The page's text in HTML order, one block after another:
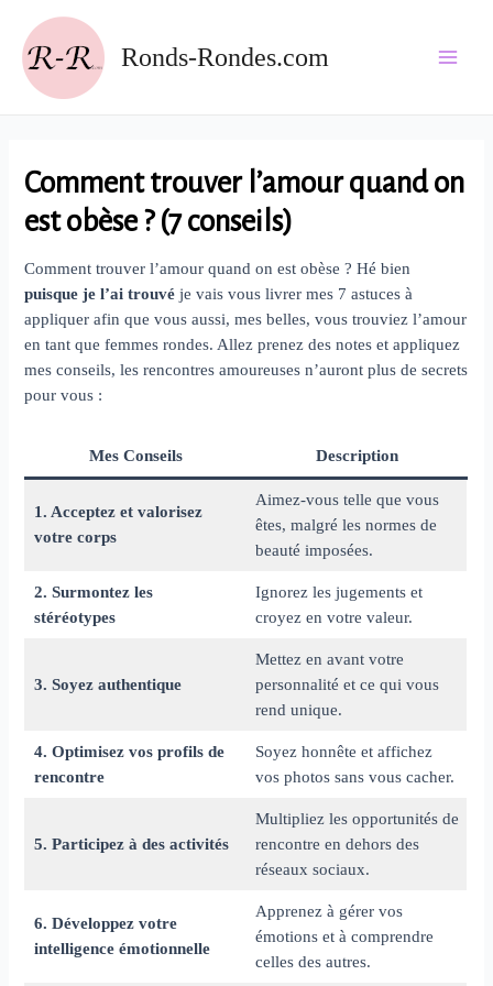
contenu
Ronds-Rondes.com
Comment trouver l’amour quand on
est obèse ? (7 conseils)
Comment trouver l’amour quand on est obèse ? Hé bien
puisque je l’ai trouvé je vais vous livrer mes 7 astuces à
appliquer afin que vous aussi, mes belles, vous trouviez l’amour
en tant que femmes rondes. Allez prenez des notes et appliquez
mes conseils, les rencontres amoureuses n’auront plus de secrets
pour vous :
Mes Conseils Description
1. Acceptez et valorisez
votre corps
Aimez-vous telle que vous
êtes, malgré les normes de
beauté imposées.
2. Surmontez les
stéréotypes
Ignorez les jugements et
croyez en votre valeur.
3. Soyez authentique
Mettez en avant votre
personnalité et ce qui vous
rend unique.
4. Optimisez vos profils de
rencontre
Soyez honnête et affichez
vos photos sans vous cacher.
5. Participez à des activités
Multipliez les opportunités de
rencontre en dehors des
réseaux sociaux.
6. Développez votre
intelligence émotionnelle
Apprenez à gérer vos
émotions et à comprendre
celles des autres.